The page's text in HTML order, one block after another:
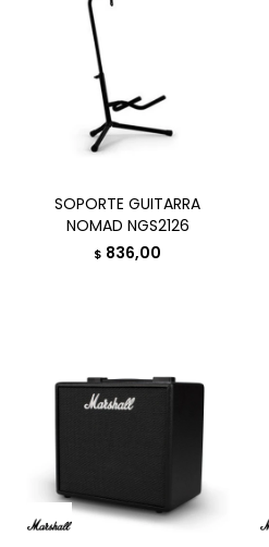
SOPORTE GUITARRA
NOMAD NGS2126
$ 836,00